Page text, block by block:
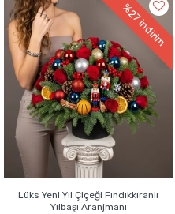
%27
indirim
Lüks Yeni Yıl Çiçeği Fındıkkıranlı
Yılbaşı Aranjmanı